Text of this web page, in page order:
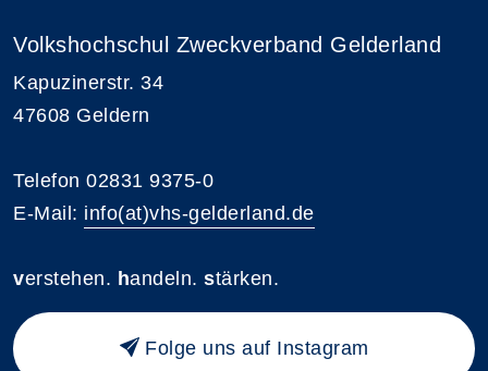
Volkshochschul Zweckverband Gelderland
Kapuzinerstr. 34
47608 Geldern
Telefon 02831 9375-0
E-Mail: info(at)vhs-gelderland.de
verstehen. handeln. stärken.
Folge uns auf Instagram